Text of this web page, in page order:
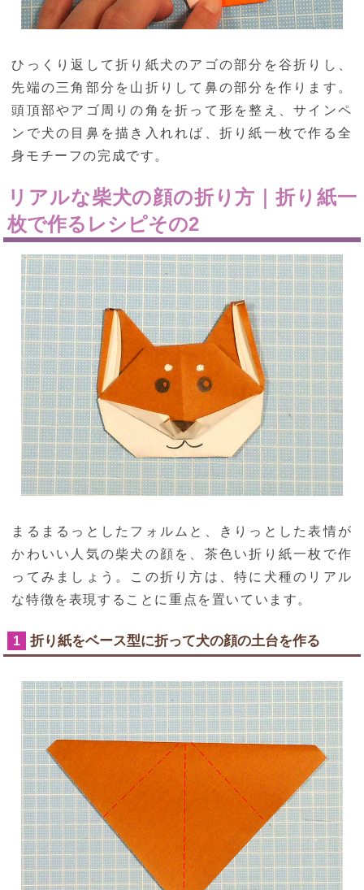
ひっくり返して折り紙犬のアゴの部分を谷折りし、
先端の三角部分を山折りして鼻の部分を作ります。
頭頂部やアゴ周りの角を折って形を整え、サインペ
ンで犬の目鼻を描き入れれば、折り紙一枚で作る全
身モチーフの完成です。
リアルな柴犬の顔の折り方｜折り紙一
枚で作るレシピその2
まるまるっとしたフォルムと、きりっとした表情が
かわいい人気の柴犬の顔を、茶色い折り紙一枚で作
ってみましょう。この折り方は、特に犬種のリアル
な特徴を表現することに重点を置いています。
1 折り紙をベース型に折って犬の顔の土台を作る